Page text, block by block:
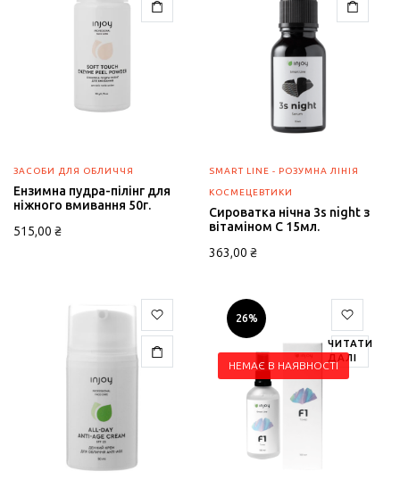
ЗАСОБИ ДЛЯ ОБЛИЧЧЯ
Ензимна пудра-пілінг для
ніжного вмивання 50г.
515,00 ₴
SMART LINE - РОЗУМНА ЛІНІЯ
КОСМЕЦЕВТИКИ
Сироватка нічна 3s night з
вітаміном С 15мл.
363,00 ₴
26%
ЧИТАТИ
ДАЛІ
НЕМАЄ В НАЯВНОСТІ